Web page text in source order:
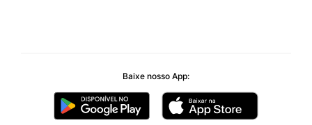
Baixe nosso App: